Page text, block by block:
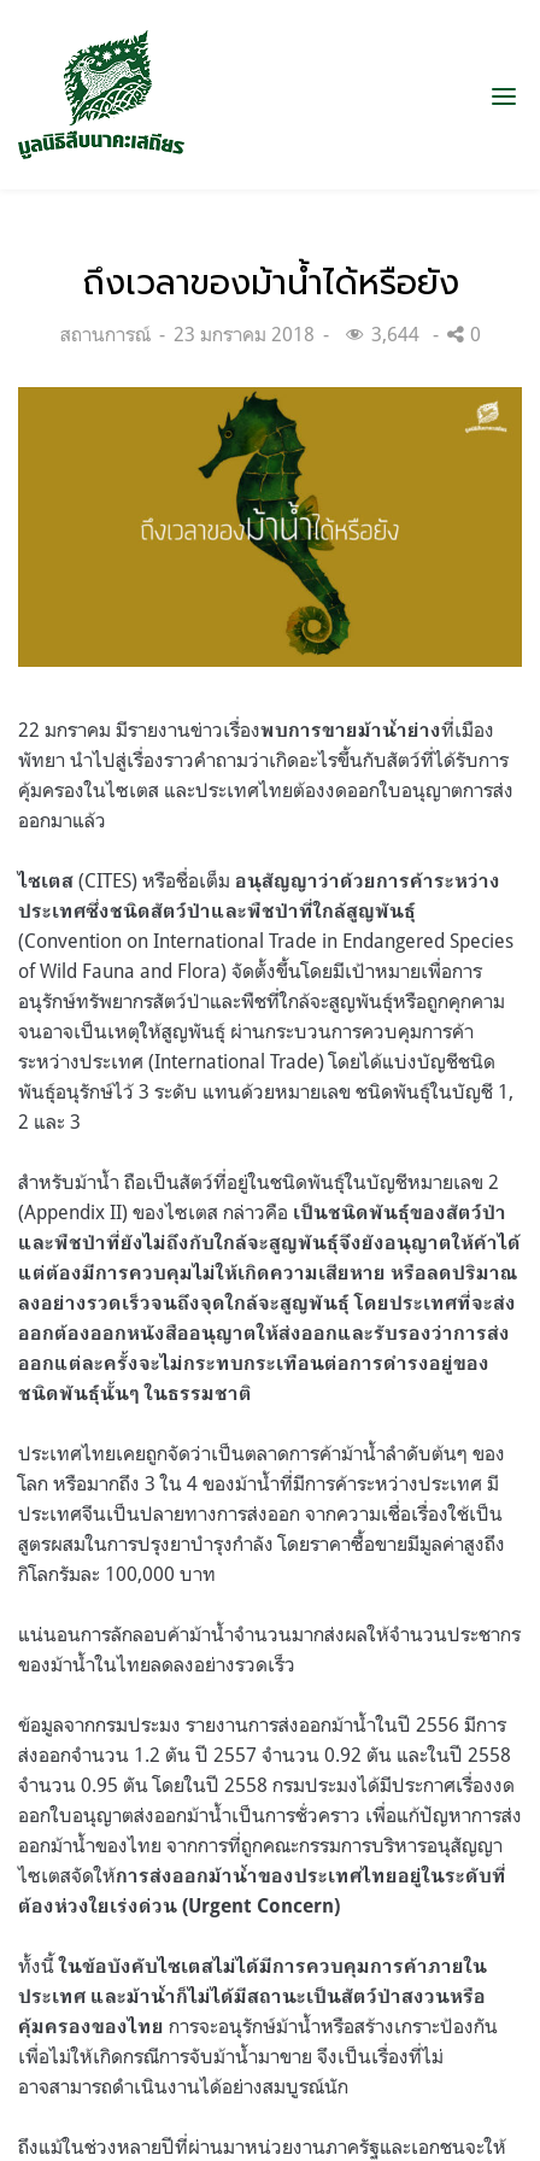
ถึงเวลาของม้าน้ำได้หรือยัง
Categories:
สถานการณ์
Posted
23 มกราคม 2018 3,644 0
22 มกราคม มีรายงานข่าวเรื่องพบการขายม้าน้ำย่างที่เมือง
พัทยา นำไปสู่เรื่องราวคำถามว่าเกิดอะไรขึ้นกับสัตว์ที่ได้รับการ
คุ้มครองในไซเตส และประเทศไทยต้องงดออกใบอนุญาตการส่ง
ออกมาแล้ว
ไซเตส (CITES) หรือชื่อเต็ม อนุสัญญาว่าด้วยการค้าระหว่าง
ประเทศซึ่งชนิดสัตว์ป่าและพืชป่าที่ใกล้สูญพันธุ์
(Convention on International Trade in Endangered Species
of Wild Fauna and Flora) จัดตั้งขึ้นโดยมีเป้าหมายเพื่อการ
อนุรักษ์ทรัพยากรสัตว์ป่าและพืชที่ใกล้จะสูญพันธุ์หรือถูกคุกคาม
จนอาจเป็นเหตุให้สูญพันธุ์ ผ่านกระบวนการควบคุมการค้า
ระหว่างประเทศ (International Trade) โดยได้แบ่งบัญชีชนิด
พันธุ์อนุรักษ์ไว้ 3 ระดับ แทนด้วยหมายเลข ชนิดพันธุ์ในบัญชี 1,
2 และ 3
สำหรับม้าน้ำ ถือเป็นสัตว์ที่อยู่ในชนิดพันธุ์ในบัญชีหมายเลข 2
(Appendix II) ของไซเตส กล่าวคือ เป็นชนิดพันธุ์ของสัตว์ป่า
และพืชป่าที่ยังไม่ถึงกับใกล้จะสูญพันธุ์จึงยังอนุญาตให้ค้าได้
แต่ต้องมีการควบคุมไม่ให้เกิดความเสียหาย หรือลดปริมาณ
ลงอย่างรวดเร็วจนถึงจุดใกล้จะสูญพันธุ์ โดยประเทศที่จะส่ง
ออกต้องออกหนังสืออนุญาตให้ส่งออกและรับรองว่าการส่ง
ออกแต่ละครั้งจะไม่กระทบกระเทือนต่อการดำรงอยู่ของ
ชนิดพันธุ์นั้นๆ ในธรรมชาติ
ประเทศไทยเคยถูกจัดว่าเป็นตลาดการค้าม้าน้ำลำดับต้นๆ ของ
โลก หรือมากถึง 3 ใน 4 ของม้าน้ำที่มีการค้าระหว่างประเทศ มี
ประเทศจีนเป็นปลายทางการส่งออก จากความเชื่อเรื่องใช้เป็น
สูตรผสมในการปรุงยาบำรุงกำลัง โดยราคาซื้อขายมีมูลค่าสูงถึง
กิโลกรัมละ 100,000 บาท
แน่นอนการลักลอบค้าม้าน้ำจำนวนมากส่งผลให้จำนวนประชากร
ของม้าน้ำในไทยลดลงอย่างรวดเร็ว
ข้อมูลจากกรมประมง รายงานการส่งออกม้าน้ำในปี 2556 มีการ
ส่งออกจำนวน 1.2 ตัน ปี 2557 จำนวน 0.92 ตัน และในปี 2558
จำนวน 0.95 ตัน โดยในปี 2558 กรมประมงได้มีประกาศเรื่องงด
ออกใบอนุญาตส่งออกม้าน้ำเป็นการชั่วคราว เพื่อแก้ปัญหาการส่ง
ออกม้าน้ำของไทย จากการที่ถูกคณะกรรมการบริหารอนุสัญญา
ไซเตสจัดให้การส่งออกม้าน้ำของประเทศไทยอยู่ในระดับที่
ต้องห่วงใยเร่งด่วน (Urgent Concern)
ทั้งนี้ในข้อบังคับไซเตสไม่ได้มีการควบคุมการค้าภายใน
ประเทศ และม้าน้ำก็ไม่ได้มีสถานะเป็นสัตว์ป่าสงวนหรือ
คุ้มครองของไทย การจะอนุรักษ์ม้าน้ำหรือสร้างเกราะป้องกัน
เพื่อไม่ให้เกิดกรณีการจับม้าน้ำมาขาย จึงเป็นเรื่องที่ไม่
อาจสามารถดำเนินงานได้อย่างสมบูรณ์นัก
ถึงแม้ในช่วงหลายปีที่ผ่านมาหน่วยงานภาครัฐและเอกชนจะให้